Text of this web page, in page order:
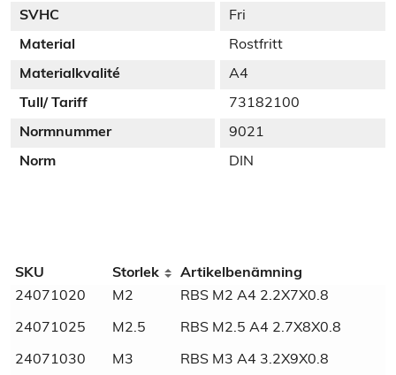
SVHC Fri
Material Rostfritt
Materialkvalité A4
Tull/ Tariff 73182100
Normnummer 9021
Norm DIN
Weight
SKU Storlek
Artikelbenämning
24071020
M2 RBS M2 A4 2.2X7X0.8
24071025 M2.5 RBS M2.5 A4 2.7X8X0.8
24071030 M3 RBS M3 A4 3.2X9X0.8